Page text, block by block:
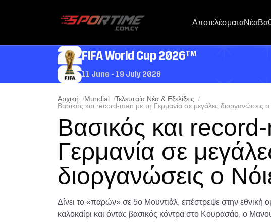
ΑποτελέσματαΝέα
FIFA World Cup 2026TM
11 June - 19 July 2026
Αρχική Mundial
Τελευταία Νέα & Εξελίξεις
Βασικός και record-man με τη Γερμανία σε μεγάλες διοργανώσεις
Βασικός και
Γερμανία σε
διοργανώσεις ο
Δίνει το «παρών» σε 5ο Μουντιάλ, επέστρεψε στην εθνική
καλοκαίρι και όντας βασικός κόντρα στο Κουρασάο, ο